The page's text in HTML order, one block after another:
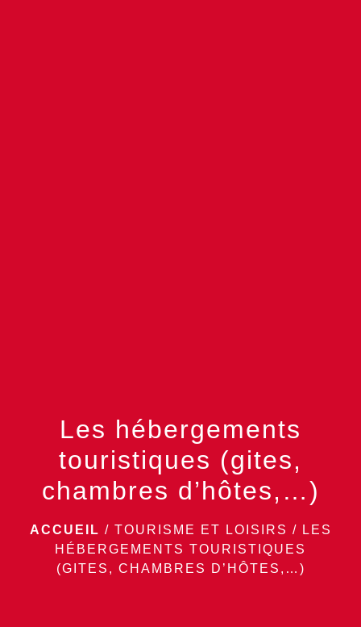
Les hébergements
touristiques (gites,
chambres d’hôtes,…)
ACCUEIL / TOURISME ET LOISIRS / LES
HÉBERGEMENTS TOURISTIQUES
(GITES, CHAMBRES D’HÔTES,…)